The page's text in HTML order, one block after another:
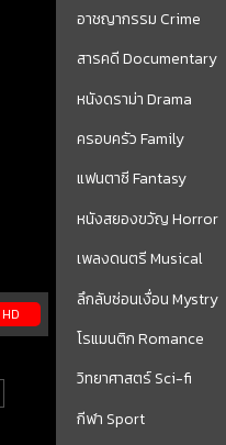
HD
อาชญากรรม Crime
สารคดี Documentary
หนังดราม่า Drama
ครอบครัว Family
แฟนตาซี Fantasy
หนังสยองขวัญ Horror
เพลงดนตรี Musical
ลึกลับซ่อนเงื่อน Mystry
โรแมนติก Romance
วิทยาศาสตร์ Sci-fi
กีฬา Sport